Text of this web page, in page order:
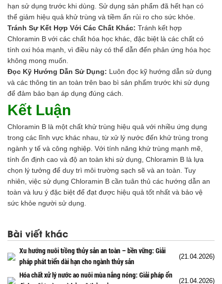
hạn sử dụng trước khi dùng. Sử dụng sản phẩm đã hết hạn có
thể giảm hiệu quả khử trùng và tiềm ẩn rủi ro cho sức khỏe.
Tránh Sự Kết Hợp Với Các Chất Khác: Tránh kết hợp
Chloramin B với các chất hóa học khác, đặc biệt là các chất có
tính oxi hóa mạnh, vì điều này có thể dẫn đến phản ứng hóa học
không mong muốn.
Đọc Kỹ Hướng Dẫn Sử Dụng: Luôn đọc kỹ hướng dẫn sử dụng
và các thông tin an toàn trên bao bì sản phẩm trước khi sử dụng
để đảm bảo bạn áp dụng đúng cách.
Kết Luận
Chloramin B là một chất khử trùng hiệu quả với nhiều ứng dụng
trong các lĩnh vực khác nhau, từ xử lý nước đến khử trùng trong
ngành y tế và công nghiệp. Với tính năng khử trùng mạnh mẽ,
tính ổn định cao và độ an toàn khi sử dụng, Chloramin B là lựa
chọn lý tưởng để duy trì môi trường sạch sẽ và an toàn. Tuy
nhiên, việc sử dụng Chloramin B cần tuân thủ các hướng dẫn an
toàn và lưu ý đặc biệt để đạt được hiệu quả tốt nhất và bảo vệ
sức khỏe người sử dụng.
Bài viết khác
Xu hướng nuôi trồng thủy sản an toàn – bền vững: Giải
pháp phát triển dài hạn cho ngành thủy sản
(21.04.2026)
Hóa chất xử lý nước ao nuôi mùa nắng nóng: Giải pháp ổn
(21.04.2026)